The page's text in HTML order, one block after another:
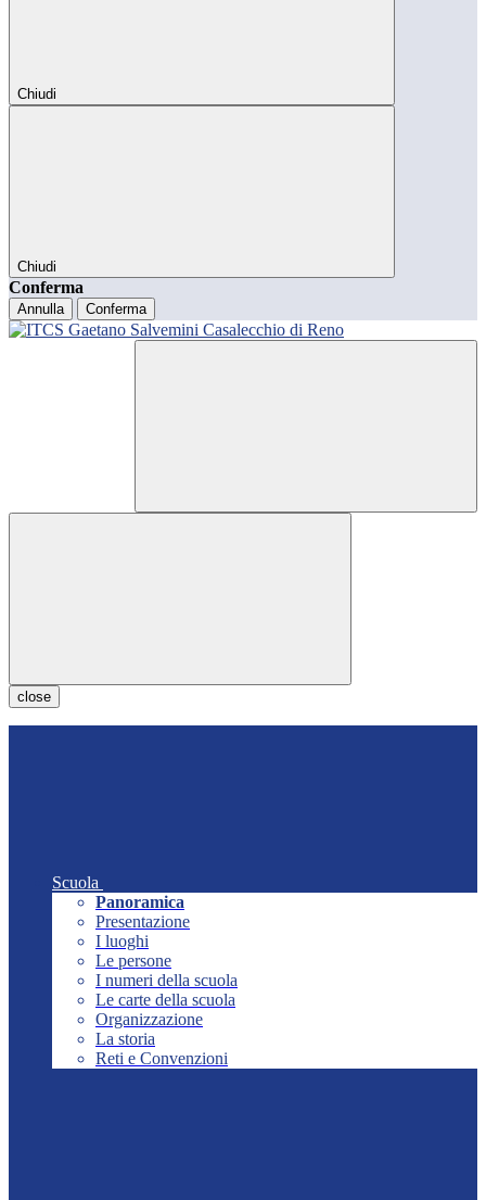
Chiudi
Chiudi
Conferma
Annulla Conferma
close
Scuola
Panoramica
Presentazione
I luoghi
Le persone
I numeri della scuola
Le carte della scuola
Organizzazione
La storia
Reti e Convenzioni